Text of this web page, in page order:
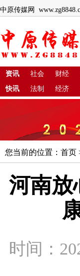
中原传媒网
资讯 社会 财经
快讯
法制 经济
您当前的位置： 首页
河南放
时间：